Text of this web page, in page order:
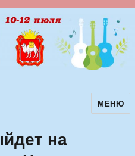
авторскойМЕНЮ
на